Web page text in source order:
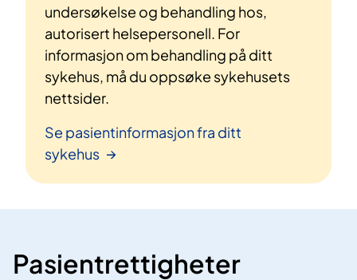
undersøkelse og behandling hos,
autorisert helsepersonell. For
informasjon om behandling på ditt
sykehus, må du oppsøke sykehusets
nettsider.
Se pasientinformasjon fra ditt
sykehus
Pasientrettigheter